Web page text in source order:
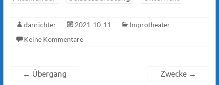
danrichter 2021-10-11
Improtheater
Keine Kommentare
← Übergang Zwecke →